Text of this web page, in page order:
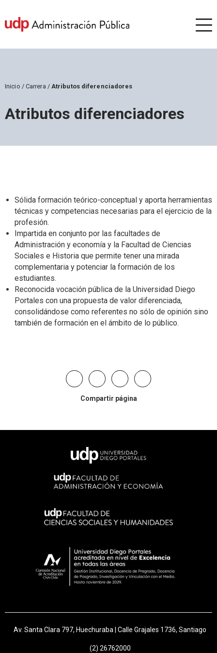
Inicio / Carrera / Atributos diferenciadores
Atributos diferenciadores
Sólida formación teórico-conceptual y aporta herramientas
técnicas y competencias necesarias para el ejercicio de la
profesión.
Impartida en conjunto por las facultades de
Administración y economía y la Facultad de Ciencias
Sociales e Historia que permite tener una mirada
complementaria y potenciar la formación de los
estudiantes.
Reconocida vocación pública de la Universidad Diego
Portales con una propuesta de valor diferenciada,
consolidándose como referentes no sólo de opinión sino
también de formación en el ámbito de lo público.
Compartir página
Av. Santa Clara 797, Huechuraba | Calle Grajales 1736, Santiago
(2) 26762000